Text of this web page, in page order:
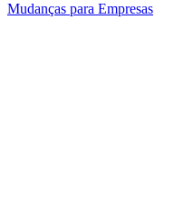
Mudanças para Empresas